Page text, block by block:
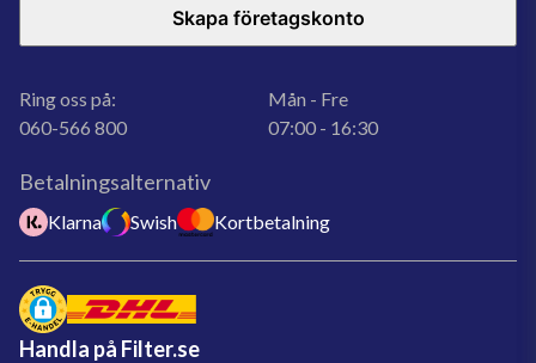
Skapa företagskonto
Ring oss på:
060-566 800
Mån - Fre
07:00 - 16:30
Betalningsalternativ
Klarna Swish Kortbetalning
Handla på Filter.se